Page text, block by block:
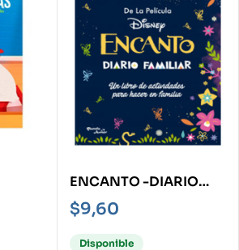
ENCANTO -DIARIO
FAMILIAR- UN LIBRO
DE ACTIVIDADES PARA
HACER EN FAMILIA
$9,60
Disponible